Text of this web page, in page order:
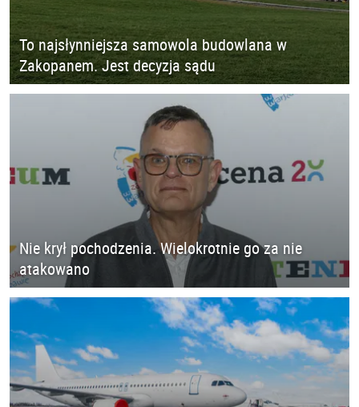
To najsłynniejsza samowola budowlana w
Zakopanem. Jest decyzja sądu
Nie krył pochodzenia. Wielokrotnie go za nie
atakowano